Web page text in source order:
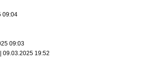
09:04
09:03
09.03.2025 19:52